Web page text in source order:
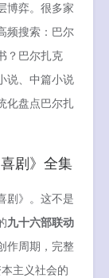
博弈。很多家
频搜索：巴尔
？巴尔扎克
说、中篇小说
化盘点巴尔扎
剧》全集
剧》。这不是
九十六部联动
作周期，完整
主义社会的